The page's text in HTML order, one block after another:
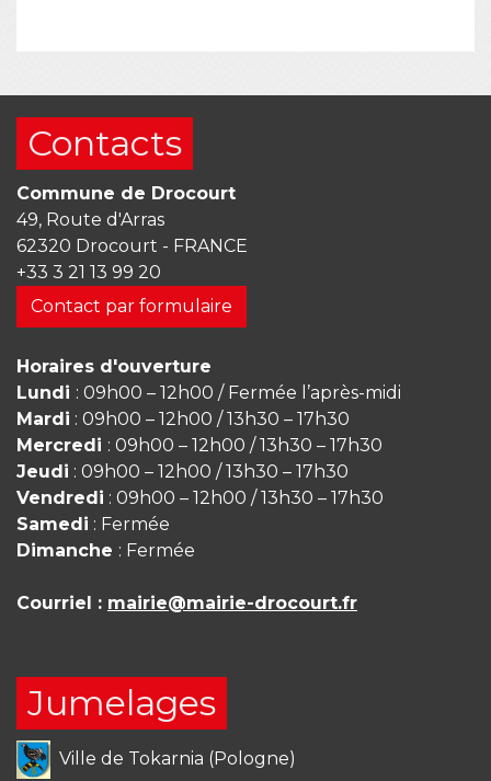
Contacts
Commune de Drocourt
49, Route d'Arras
62320 Drocourt - FRANCE
+33 3 21 13 99 20
Contact par formulaire
Horaires d'ouverture
Lundi : 09h00 – 12h00 / Fermée l’après-midi
Mardi : 09h00 – 12h00 / 13h30 – 17h30
Mercredi : 09h00 – 12h00 / 13h30 – 17h30
Jeudi : 09h00 – 12h00 / 13h30 – 17h30
Vendredi : 09h00 – 12h00 / 13h30 – 17h30
Samedi : Fermée
Dimanche : Fermée
Courriel : mairie@mairie-drocourt.fr
Jumelages
Ville de Tokarnia (Pologne)